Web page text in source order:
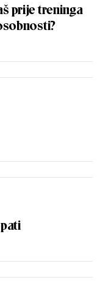
prije treninga